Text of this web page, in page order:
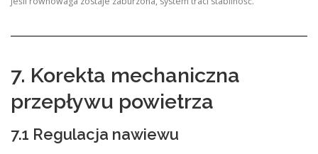
7. Korekta mechaniczna
przepływu powietrza
7.1 Regulacja nawiewu